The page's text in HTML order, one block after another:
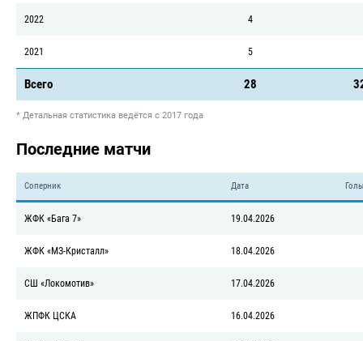
2022 4
2021 5
Всего 28
* Детальная статистика ведётся с 2017 года
Последние матчи
Соперник Дата
ЖФК «Бага 7» 19.04.2026
ЖФК «МЗ-Кристалл» 18.04.2026
СШ «Локомотив» 17.04.2026
ЖПФК ЦСКА 16.04.2026